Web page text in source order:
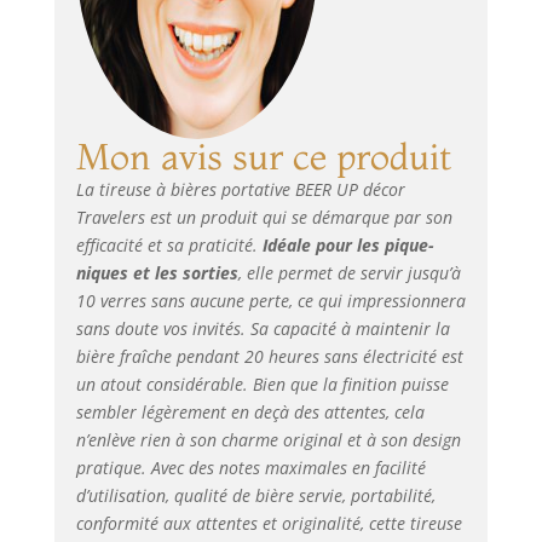
extérieur. Finissez
en avec les lourds
et encombrants
packs de bières !
tireuse à bière
BEER UP, vous
oublierez le goût
de la bière tiède.
Sans électricité, le
fût de 5L
Beertender inséré
bien frais gardera
sa fraîcheur
durant 20h grâce à
notre contenant
isolé et ses
accumulateurs de
froid. Après une
journée dans votre
Mon avis sur ce produit
La tireuse à bières portative BEER UP décor
Travelers est un produit qui se démarque par son
efficacité et sa praticité. Idéale pour les pique-
niques et les sorties, elle permet de servir jusqu’à
10 verres sans aucune perte, ce qui impressionnera
sans doute vos invités. Sa capacité à maintenir la
bière fraîche pendant 20 heures sans électricité est
un atout considérable. Bien que la finition puisse
sembler légèrement en deçà des attentes, cela
n’enlève rien à son charme original et à son design
pratique. Avec des notes maximales en facilité
d’utilisation, qualité de bière servie, portabilité,
conformité aux attentes et originalité, cette tireuse